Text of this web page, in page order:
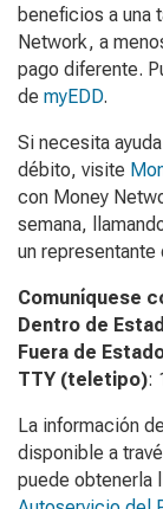
beneficios a una
Network, a
pago diferente.
de myEDD.
Si necesita
débito, visite
con Money
semana,
un
Comuníquese
Dentro de
Fuera de
TTY (teletipo):
La información
disponible a
puede obtenerla